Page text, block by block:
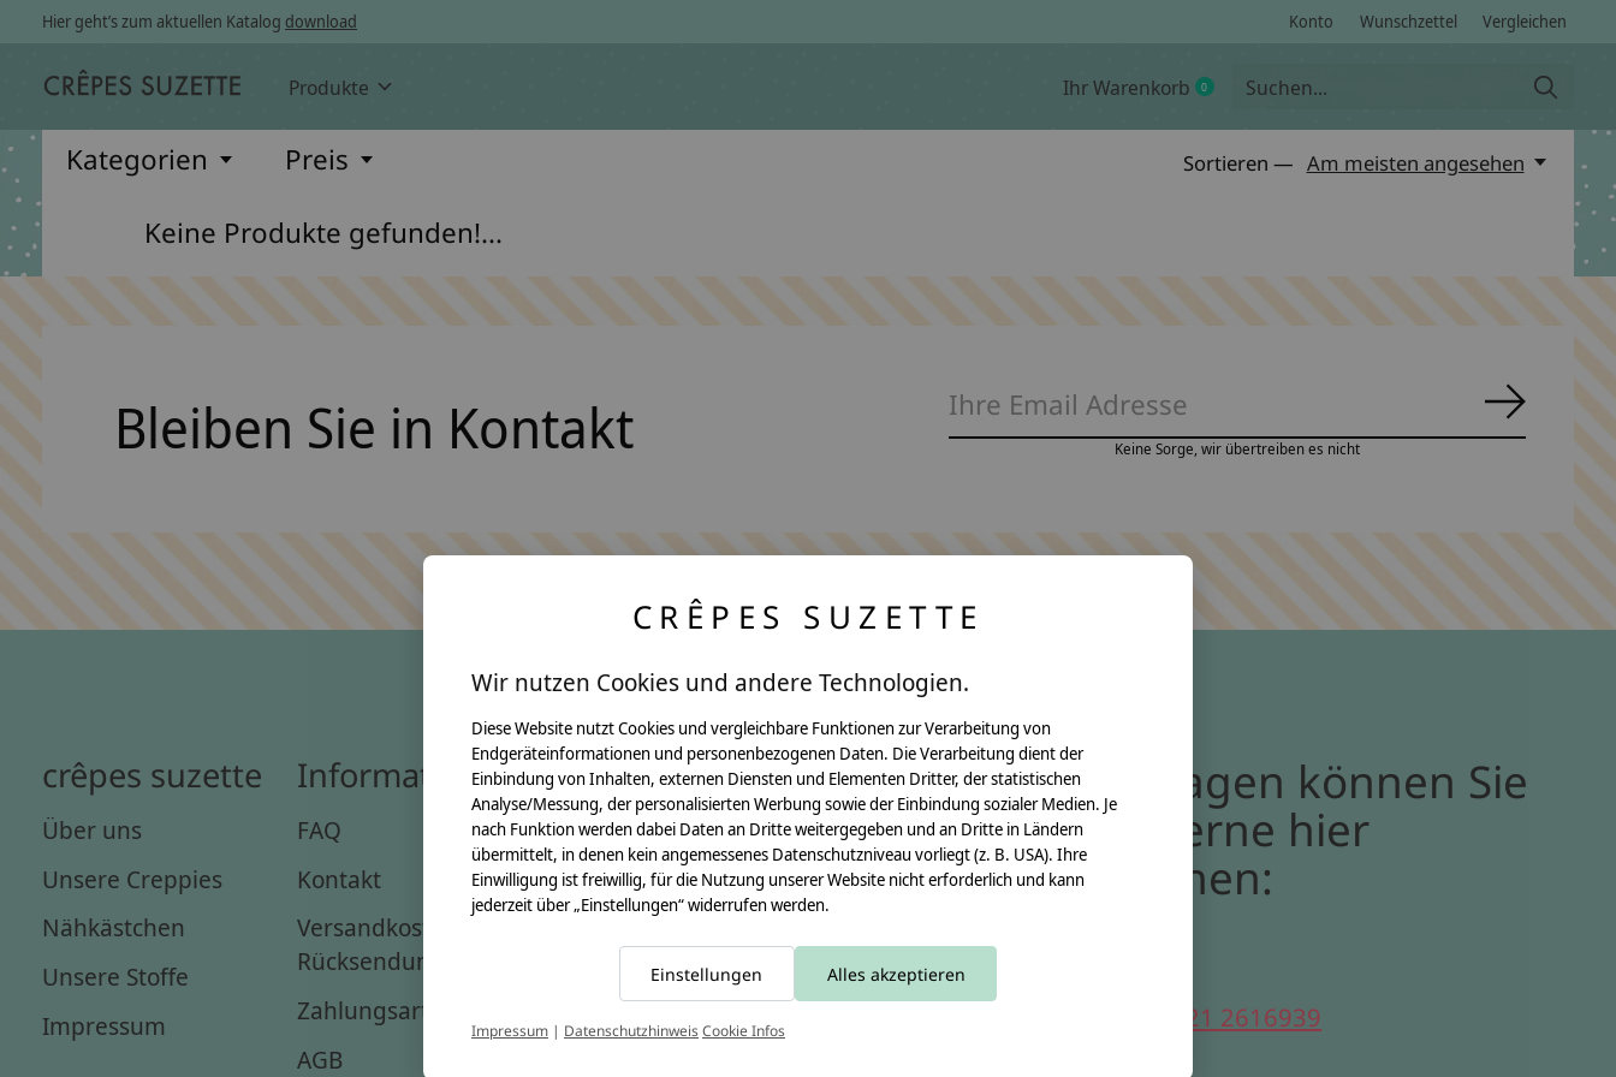
Hier geht’s zum aktuellen Katalog download Konto Wunschzettel Vergleichen
Produkte Ihr Warenkorb 0items
Kategorien Preis Sortieren — Am meisten angesehen
Keine Produkte gefunden!...
Bleiben Sie in Kontakt Keine Sorge, wir übertreiben es nicht
crêpes suzette
Über uns
Unsere Creppies
Nähkästchen
Unsere Stoffe
Impressum
Informationen
FAQ
Kontakt
Versandkosten &
Rücksendungen
Zahlungsarten
AGB
Anleitungen
Video Nähset
Anleitung MOMA
Schultüte
Leseknochen
Schnittmuster
Bei Fragen können Sie
uns gerne hier
erreichen:
0221 2616939
CRÊPES SUZETTE
Wir nutzen Cookies und andere Technologien.
Diese Website nutzt Cookies und vergleichbare Funktionen zur Verarbeitung von
Endgeräteinformationen und personenbezogenen Daten. Die Verarbeitung dient der
Einbindung von Inhalten, externen Diensten und Elementen Dritter, der statistischen
Analyse/Messung, der personalisierten Werbung sowie der Einbindung sozialer Medien. Je
nach Funktion werden dabei Daten an Dritte weitergegeben und an Dritte in Ländern
übermittelt, in denen kein angemessenes Datenschutzniveau vorliegt (z. B. USA). Ihre
Einwilligung ist freiwillig, für die Nutzung unserer Website nicht erforderlich und kann
jederzeit über „Einstellungen“ widerrufen werden.
Einstellungen Alles akzeptieren
Impressum | DatenschutzhinweisCookie Infos